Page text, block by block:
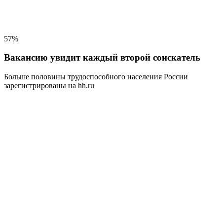
57%
Вакансию увидит каждый второй соискатель
Больше половины трудоспособного населения России
зарегистрированы на hh.ru